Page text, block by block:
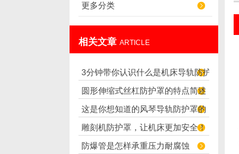
更多分类
相关文章 ARTICLE
3分钟带你认识什么是机床导轨防护
罩
圆形伸缩式丝杠防护罩的特点简述
这是你想知道的风琴导轨防护罩的
连接方法吗？
雕刻机防护罩，让机床更加安全！
防爆管是怎样承重压力耐腐蚀